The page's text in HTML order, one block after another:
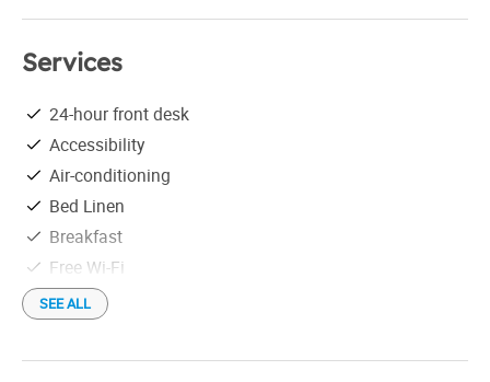
Services
24-hour front desk
Accessibility
Air-conditioning
Bed Linen
Breakfast
Free Wi-Fi
Gym
Hair drier
Linen
SEE ALL